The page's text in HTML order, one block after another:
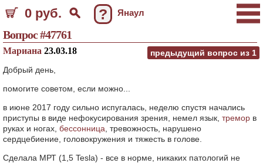
0 руб. ? Янаул
Вопрос #47761
предыдущий вопрос из 1
Мариана 23.03.18
Добрый день,
помогите советом, если можно...
в июне 2017 году сильно испугалась, неделю спустя начались
приступы в виде нефокусирования зрения, немел язык, тремор в
руках и ногах, бессонница , тревожность, нарушено
сердцебиение, головокружения и тяжесть в голове.
Сделала МРТ (1,5 Tesla) - все в норме, никаких патологий не